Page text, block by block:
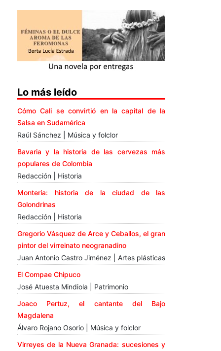
Lo más leído
Cómo Cali se convirtió en la capital de la
Salsa en Sudamérica
Raúl Sánchez | Música y folclor
Bavaria y la historia de las cervezas más
populares de Colombia
Redacción | Historia
Montería: historia de la ciudad de las
Golondrinas
Redacción | Historia
Gregorio Vásquez de Arce y Ceballos, el gran
pintor del virreinato neogranadino
Juan Antonio Castro Jiménez | Artes plásticas
El Compae Chipuco
José Atuesta Mindiola | Patrimonio
Joaco Pertuz, el cantante del Bajo
Magdalena
Álvaro Rojano Osorio | Música y folclor
Virreyes de la Nueva Granada: sucesiones y